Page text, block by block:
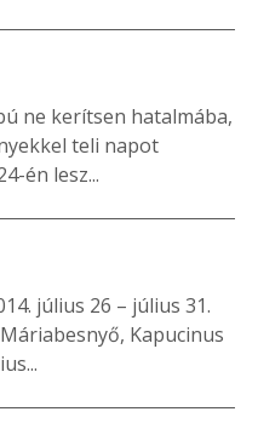
ne kerítsen hatalmába,
teli napot
én lesz...
július 26 – július 31.
Kapucinus